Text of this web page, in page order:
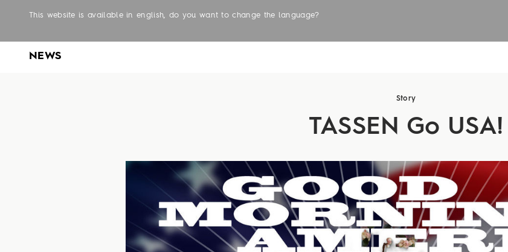
This website is available in english, do you want to change the language?
NEWS
Story
TASSEN Go USA!